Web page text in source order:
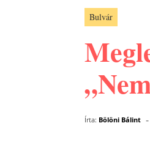
Bulvár
Írta: Bölöni Bálint -